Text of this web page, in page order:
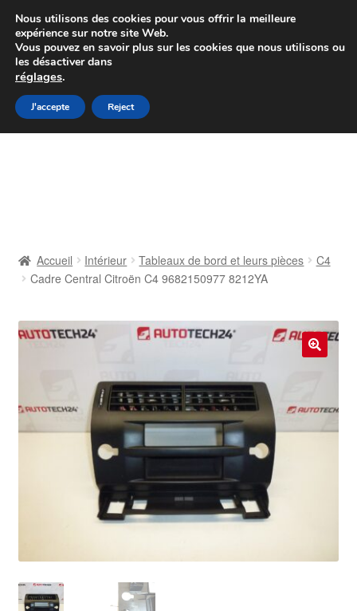
Colissimo livraison à partir de 7 EUR
Du lundi au vendredi de 9 h à 16 h
Aller
à
Aller
au
Contact
Livraison
Mon compte
Politique de confidentialité
Accueil Intérieur Tableaux de bord et leurs pièces
C4
Cadre Central Citroën C4 9682150977 8212YA
Nous utilisons des cookies pour vous offrir la meilleure
expérience sur notre site Web.
Vous pouvez en savoir plus sur les cookies que nous utilisons ou
les désactiver dans
réglages.
J'accepte Reject